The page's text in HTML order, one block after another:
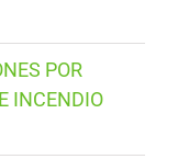
POR
INCENDIO